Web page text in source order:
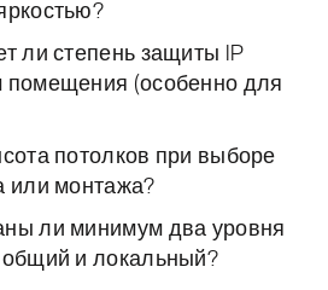
ли степень защиты IP
помещения (особенно для
потолков при выборе
или монтажа?
ли минимум два уровня
и локальный?